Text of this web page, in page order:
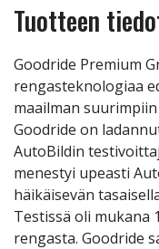
Tuotteen
Goodride Premium
rengasteknologiaa
maailman
Goodride on
AutoBildin
menestyi upeasti
häikäisevän
Testissä oli mukana
rengasta. Goodride